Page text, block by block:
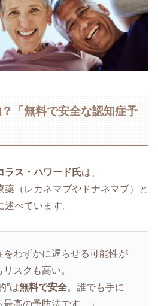
「無料で安全な認知症予
ラス・ハワード氏は、
薬（レカネマブやドナネマブ）と
べています。
をわずかに遅らせる可能性が
スクも高い。
”は無料で安全。誰でも手に
高の予防法です。」